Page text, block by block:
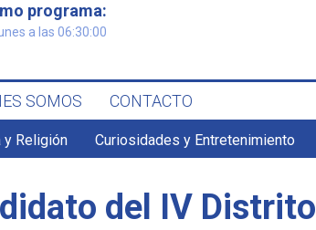
programa:
a las 06:30:00
SOMOS CONTACTO
y Religión Curiosidades y Entretenimiento
del IV Distrito